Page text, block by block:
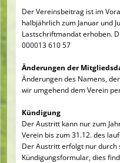
Der Vereinsbeitrag ist im
halbjährlich zum Januar und
Lastschriftmandat erhoben.
000013 610 57
Änderungen der
Änderungen des Namens,
wir umgehend dem Verein
Kündigung
Der Austritt kann nur zum
Verein bis zum 31.12. des
Der Austritt erfolgt nur durch
Kündigungsformular, dies